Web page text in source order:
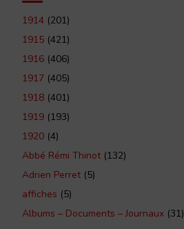
1914 (201)
1915 (421)
1916 (406)
1917 (405)
1918 (401)
1919 (193)
1920 (4)
Abbé Rémi Thinot(132)
Adrien Perret(5)
affiches (5)
Albums – Documents – Journaux (31)